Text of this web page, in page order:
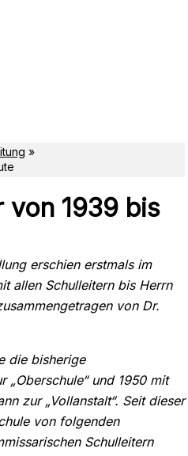
von 1939 bis
erschien erstmals im
allen Schulleitern bis Herrn
von Dr.
die bisherige
„Oberschule“ und 1950 mit
zur „Vollanstalt“. Seit dieser
von folgenden
Schulleitern